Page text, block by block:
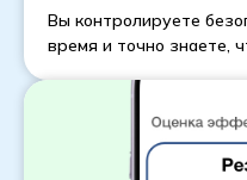
Вы контролируете
время и точно знаете,